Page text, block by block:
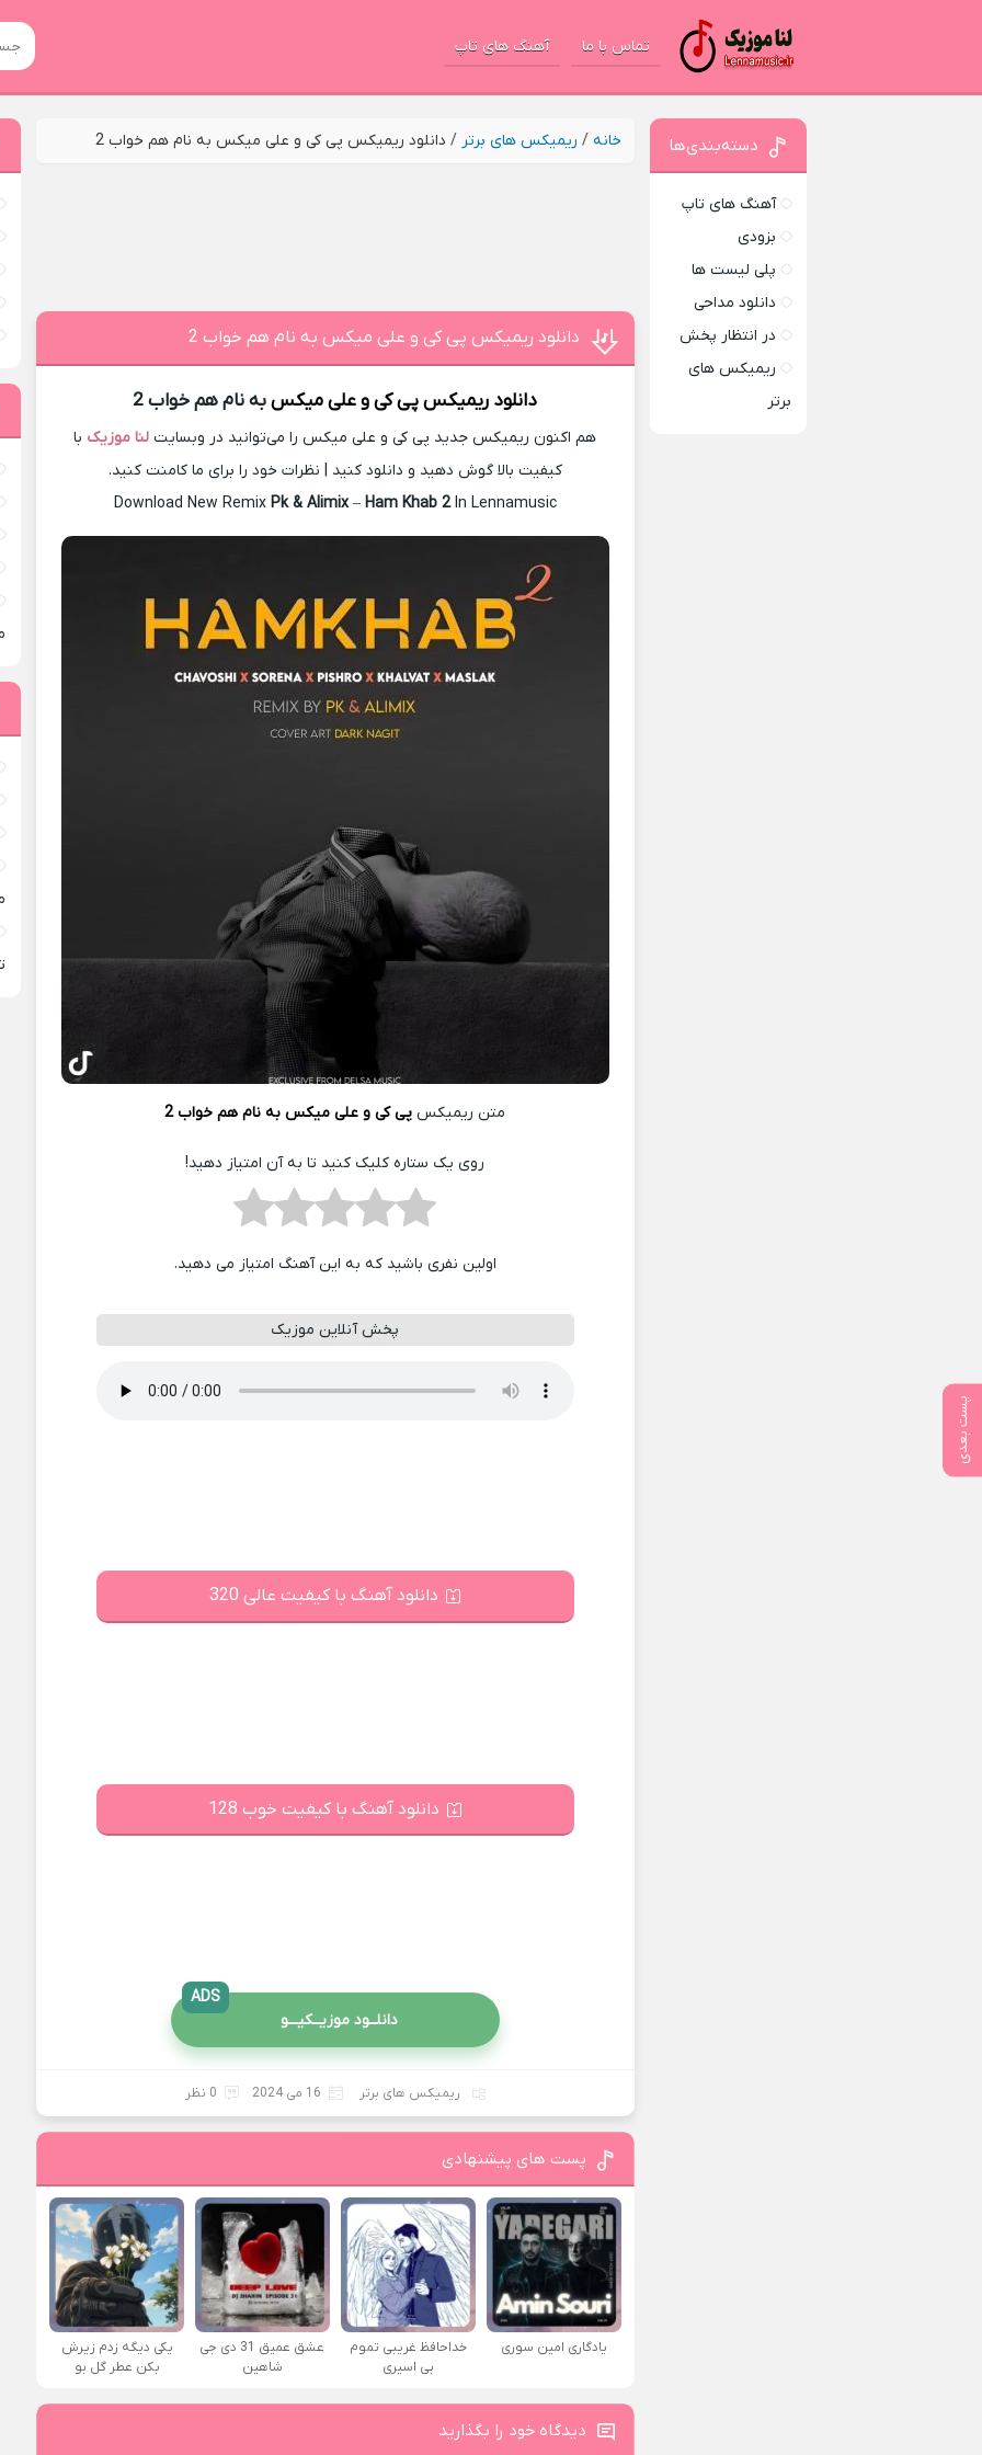
تماس با ما آهنگ های تاپ
خانه / ریمیکس های برتر / دانلود ریمیکس پی کی و علی میکس به نام هم خواب 2
پست بعدی
دانلود ریمیکس پی کی و علی میکس به نام هم خواب 2
دانلود ریمیکس پی کی و علی میکسبه نام هم خواب 2
هم اکنون ریمیکس جدید پی کی و علی میکس را می‌توانید در وبسایت لنا موزیک با
کیفیت بالا گوش دهید و دانلود کنید | نظرات خود را برای ما کامنت کنید.
Download New Remix Pk & Alimix– Ham Khab 2In Lennamusic
متن ریمیکس پی کی و علی میکس به نام هم خواب 2
روی یک ستاره کلیک کنید تا به آن امتیاز دهید!
اولین نفری باشید که به این آهنگ امتیاز می دهید.
پخش آنلاین موزیک
دانلود آهنگ با کیفیت عالی 320
دانلود آهنگ با کیفیت خوب 128
دانلــود موزیــکیـــو
ADS
ریمیکس های برتر 16 می 2024 0 نظر
پست های پیشنهادی
یادگاری امین سوری
خداحافظ غریبی تموم
بی اسیری
عشق عمیق 31 دی جی
شاهین
یکی دیگه زدم زیرش
بکن عطر گل بو
دیدگاه خود را بگذارید
دسته‌بندی‌ها
آهنگ های تاپ
بزودی
پلی لیست ها
دانلود مداحی
در انتظار پخش
ریمیکس های
برتر